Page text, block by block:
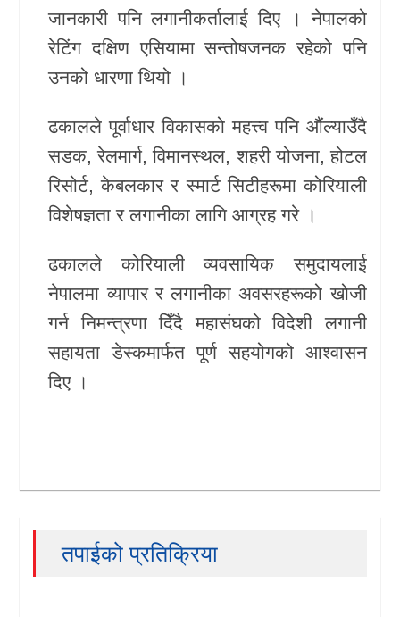
जानकारी पनि लगानीकर्तालाई दिए । नेपालको
रेटिंग दक्षिण एसियामा सन्तोषजनक रहेको पनि
उनको धारणा थियो ।
ढकालले पूर्वाधार विकासको महत्त्व पनि औंल्याउँदै
सडक, रेलमार्ग, विमानस्थल, शहरी योजना, होटल
रिसोर्ट, केबलकार र स्मार्ट सिटीहरूमा कोरियाली
विशेषज्ञता र लगानीका लागि आग्रह गरे ।
ढकालले कोरियाली व्यवसायिक समुदायलाई
नेपालमा व्यापार र लगानीका अवसरहरूको खोजी
गर्न निमन्त्रणा दिँदै महासंघको विदेशी लगानी
सहायता डेस्कमार्फत पूर्ण सहयोगको आश्वासन
दिए ।
तपाईको प्रतिक्रिया